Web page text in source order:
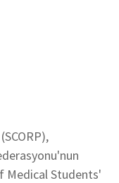
Medical Students'